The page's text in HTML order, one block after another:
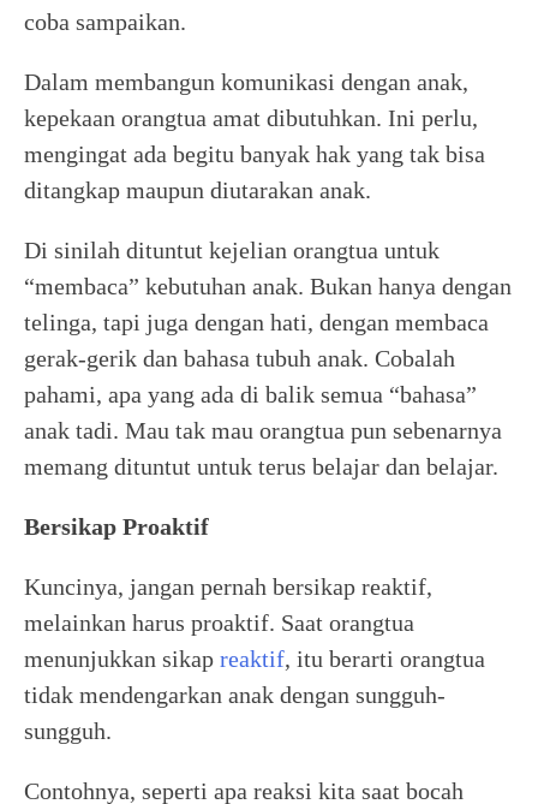
coba sampaikan.
Dalam membangun komunikasi dengan anak,
kepekaan orangtua amat dibutuhkan. Ini perlu,
mengingat ada begitu banyak hak yang tak bisa
ditangkap maupun diutarakan anak.
Di sinilah dituntut kejelian orangtua untuk
“membaca” kebutuhan anak. Bukan hanya dengan
telinga, tapi juga dengan hati, dengan membaca
gerak-gerik dan bahasa tubuh anak. Cobalah
pahami, apa yang ada di balik semua “bahasa”
anak tadi. Mau tak mau orangtua pun sebenarnya
memang dituntut untuk terus belajar dan belajar.
Bersikap Proaktif
Kuncinya, jangan pernah bersikap reaktif,
melainkan harus proaktif. Saat orangtua
menunjukkan sikap reaktif, itu berarti orangtua
tidak mendengarkan anak dengan sungguh-
sungguh.
Contohnya, seperti apa reaksi kita saat bocah